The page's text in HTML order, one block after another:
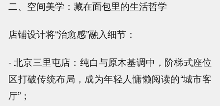
二、空间美学：藏在面包里的生活哲学
店铺设计将“治愈感”融入细节：
- 北京三里屯店：纯白与原木基调中，阶梯式座位
区打破传统布局，成为年轻人慵懒阅读的“城市客
厅”；